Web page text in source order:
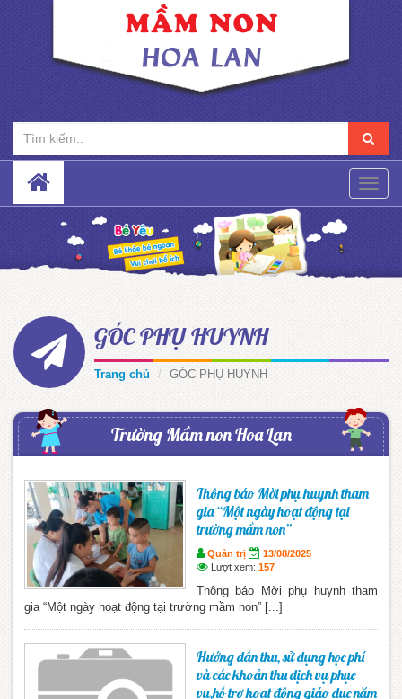
Toggle
GÓC PHỤ HUYNH
Trang chủ GÓC PHỤ HUYNH
Trường Mầm non Hoa Lan
Thông báo Mời phụ huynh tham
gia “Một ngày hoạt động tại
trường mầm non”
Quản trị
13/08/2025
Lượt xem: 157
Thông báo Mời phụ huynh tham
gia “Một ngày hoạt động tại trường mầm non” [...]
Hướng dẫn thu, sử dụng học phí
và các khoản thu dịch vụ phục
vụ,hỗ trợ hoạt động giáo dục năm